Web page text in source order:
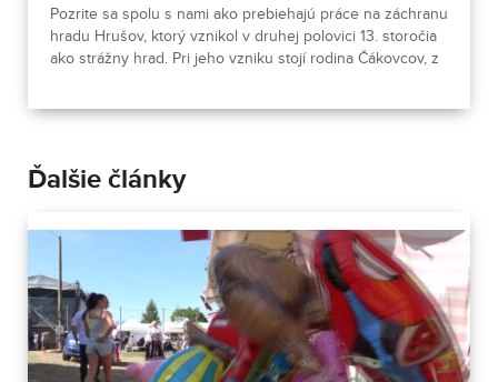
Pozrite sa spolu s nami ako prebiehajú práce na záchranu
hradu Hrušov, ktorý vznikol v druhej polovici 13. storočia
ako strážny hrad. Pri jeho vzniku stojí rodina Čákovcov, z
Ďalšie články